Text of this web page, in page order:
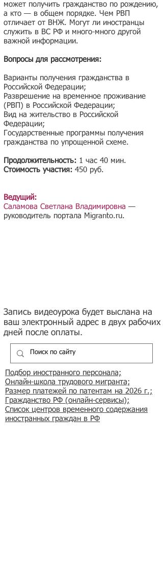
может получить гражданство по рождению,
а кто — в общем порядке. Чем РВП
отличает от ВНЖ. Могут ли иностранцы
служить в ВС РФ и много-много другой
важной информации.
Вопросы для рассмотрения:
Варианты получения гражданства в
Российской Федерации;
Разврешение на временное проживание
(РВП) в Российской Федерации;
Вид на жительство в Российской
Федерации;
Государственные программы получения
гражданства по упрощенной схеме.
Продолжительность: 1 час 40 мин.
Стоимость участия: 450 руб.
Ведущий:
Саламова Светлана Владимировна —
руководитель портала Migranto.ru.
Запись видеоурока будет выслана на
ваш электронный адрес в двух рабочих
дней после оплаты.
Подбор иностранного персонала;
Онлайн-школа трудового мигранта;
Размер платежей по патентам на 2026 г.;
Гражданство РФ (онлайн-сервисы);
Список центров временного содержания
иностранных граждан в РФ